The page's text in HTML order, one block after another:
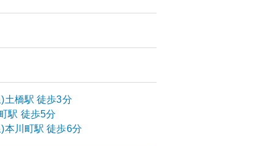
土橋駅 徒歩3分
駅 徒歩5分
本川町駅 徒歩6分